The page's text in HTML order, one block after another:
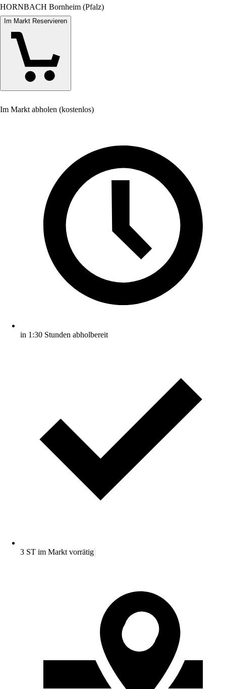
HORNBACH Bornheim (Pfalz)
Im Markt Reservieren
Im Markt abholen (kostenlos)
in 1:30 Stunden abholbereit
3 ST im Markt vorrätig